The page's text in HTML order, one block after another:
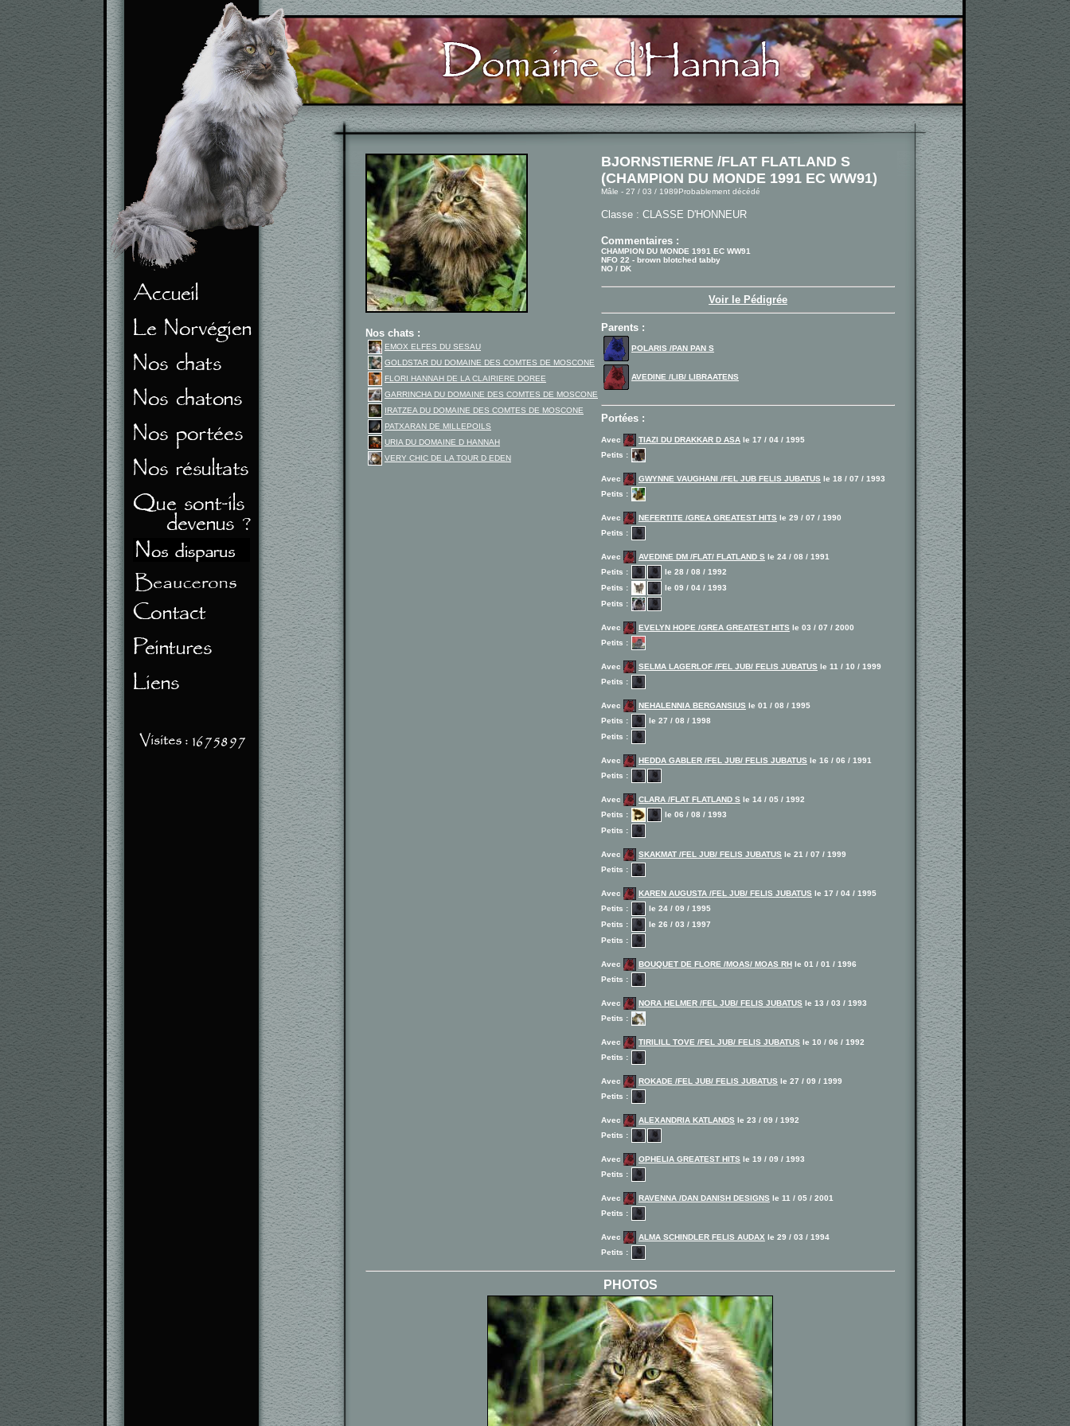
Nos chats :
EMOX ELFES DU SESAU
GOLDSTAR DU DOMAINE DES COMTES DE MOSCONE
FLORI HANNAH DE LA CLAIRIERE DOREE
GARRINCHA DU DOMAINE DES COMTES DE MOSCONE
IRATZEA DU DOMAINE DES COMTES DE MOSCONE
PATXARAN DE MILLEPOILS
URIA DU DOMAINE D HANNAH
VERY CHIC DE LA TOUR D EDEN
BJORNSTIERNE /FLAT FLATLAND S
(CHAMPION DU MONDE 1991 EC WW91)
Mâle - 27 / 03 / 1989Probablement décédé
Classe : CLASSE D'HONNEUR
Commentaires :
CHAMPION DU MONDE 1991 EC WW91
NFO 22 - brown blotched tabby
NO / DK
Voir le Pédigrée
Parents :
POLARIS /PAN PAN S
AVEDINE /LIB/ LIBRAATENS
Portées :
Avec TIAZI DU DRAKKAR D ASA le 17 / 04 / 1995
Petits :
Avec GWYNNE VAUGHANI /FEL JUB FELIS JUBATUS le 18 / 07 / 1993
Petits :
Avec NEFERTITE /GREA GREATEST HITS le 29 / 07 / 1990
Petits :
Avec AVEDINE DM /FLAT/ FLATLAND S le 24 / 08 / 1991
Petits :
le 28 / 08 / 1992
Petits :
le 09 / 04 / 1993
Petits :
Avec EVELYN HOPE /GREA GREATEST HITS le 03 / 07 / 2000
Petits :
Avec SELMA LAGERLOF /FEL JUB/ FELIS JUBATUS le 11 / 10 / 1999
Petits :
Avec NEHALENNIA BERGANSIUS le 01 / 08 / 1995
Petits :
le 27 / 08 / 1998
Petits :
Avec HEDDA GABLER /FEL JUB/ FELIS JUBATUS le 16 / 06 / 1991
Petits :
Avec CLARA /FLAT FLATLAND S le 14 / 05 / 1992
Petits :
le 06 / 08 / 1993
Petits :
Avec SKAKMAT /FEL JUB/ FELIS JUBATUS le 21 / 07 / 1999
Petits :
Avec KAREN AUGUSTA /FEL JUB/ FELIS JUBATUS le 17 / 04 / 1995
Petits :
le 24 / 09 / 1995
Petits :
le 26 / 03 / 1997
Petits :
Avec BOUQUET DE FLORE /MOAS/ MOAS RH le 01 / 01 / 1996
Petits :
Avec NORA HELMER /FEL JUB/ FELIS JUBATUS le 13 / 03 / 1993
Petits :
Avec TIRILILL TOVE /FEL JUB/ FELIS JUBATUS le 10 / 06 / 1992
Petits :
Avec ROKADE /FEL JUB/ FELIS JUBATUS le 27 / 09 / 1999
Petits :
Avec ALEXANDRIA KATLANDS le 23 / 09 / 1992
Petits :
Avec OPHELIA GREATEST HITS le 19 / 09 / 1993
Petits :
Avec RAVENNA /DAN DANISH DESIGNS le 11 / 05 / 2001
Petits :
Avec ALMA SCHINDLER FELIS AUDAX le 29 / 03 / 1994
Petits :
PHOTOS